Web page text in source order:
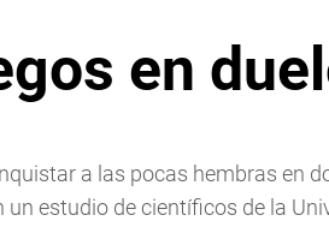
en
a las pocas hembras en
estudio de científicos de la